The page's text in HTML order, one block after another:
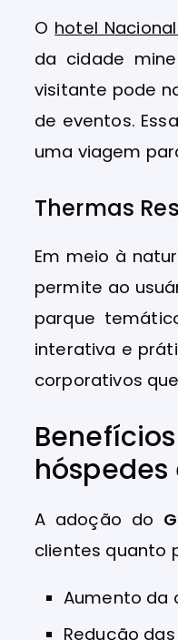
O hotel
da cidade
visitante pode
de eventos.
uma viagem
Thermas
Em meio à
permite ao
parque
interativa e
corporativos
A adoção do
clientes quanto
Aumento da
Redução